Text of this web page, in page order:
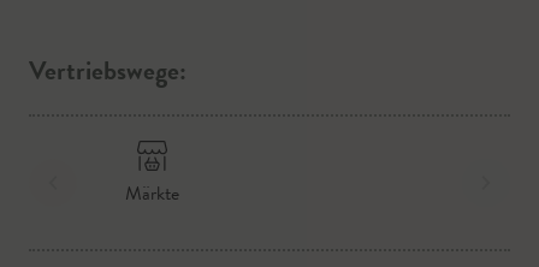
Vertriebswege:
Märkte